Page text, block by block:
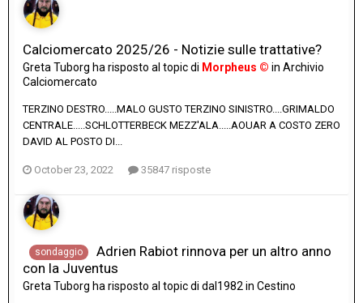
Calciomercato 2025/26 - Notizie sulle trattative?
Greta Tuborg ha risposto al topic di Morpheus © in Archivio
Calciomercato
TERZINO DESTRO.....MALO GUSTO TERZINO SINISTRO....GRIMALDO
CENTRALE.....SCHLOTTERBECK MEZZ'ALA.....AOUAR A COSTO ZERO
DAVID AL POSTO DI...
October 23, 2022 35847 risposte
sondaggio
Adrien Rabiot rinnova per un altro anno
con la Juventus
Greta Tuborg ha risposto al topic di dal1982in Cestino